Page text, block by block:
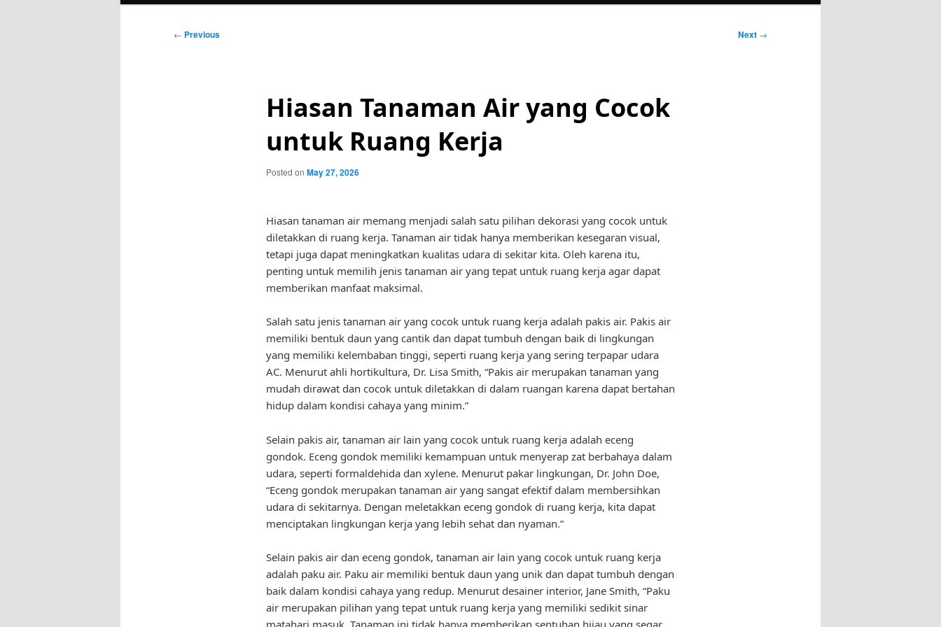
Post
← Previous Next →
Hiasan Tanaman Air yang Cocok
untuk Ruang Kerja
Posted on May 27, 2026
Hiasan tanaman air memang menjadi salah satu pilihan dekorasi yang cocok untuk
diletakkan di ruang kerja. Tanaman air tidak hanya memberikan kesegaran visual,
tetapi juga dapat meningkatkan kualitas udara di sekitar kita. Oleh karena itu,
penting untuk memilih jenis tanaman air yang tepat untuk ruang kerja agar dapat
memberikan manfaat maksimal.
Salah satu jenis tanaman air yang cocok untuk ruang kerja adalah pakis air. Pakis air
memiliki bentuk daun yang cantik dan dapat tumbuh dengan baik di lingkungan
yang memiliki kelembaban tinggi, seperti ruang kerja yang sering terpapar udara
AC. Menurut ahli hortikultura, Dr. Lisa Smith, “Pakis air merupakan tanaman yang
mudah dirawat dan cocok untuk diletakkan di dalam ruangan karena dapat bertahan
hidup dalam kondisi cahaya yang minim.”
Selain pakis air, tanaman air lain yang cocok untuk ruang kerja adalah eceng
gondok. Eceng gondok memiliki kemampuan untuk menyerap zat berbahaya dalam
udara, seperti formaldehida dan xylene. Menurut pakar lingkungan, Dr. John Doe,
“Eceng gondok merupakan tanaman air yang sangat efektif dalam membersihkan
udara di sekitarnya. Dengan meletakkan eceng gondok di ruang kerja, kita dapat
menciptakan lingkungan kerja yang lebih sehat dan nyaman.”
Selain pakis air dan eceng gondok, tanaman air lain yang cocok untuk ruang kerja
adalah paku air. Paku air memiliki bentuk daun yang unik dan dapat tumbuh dengan
baik dalam kondisi cahaya yang redup. Menurut desainer interior, Jane Smith, “Paku
air merupakan pilihan yang tepat untuk ruang kerja yang memiliki sedikit sinar